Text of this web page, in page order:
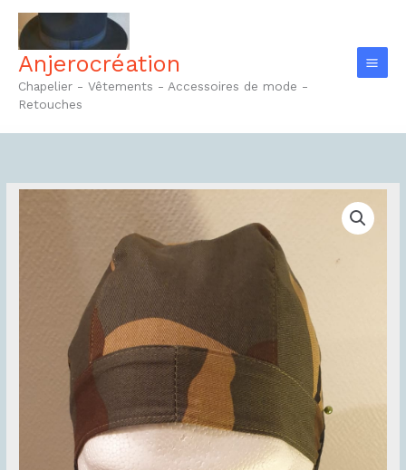
Aller
contenuAnjerocréation
Chapelier - Vêtements - Accessoires de mode -
Retouches